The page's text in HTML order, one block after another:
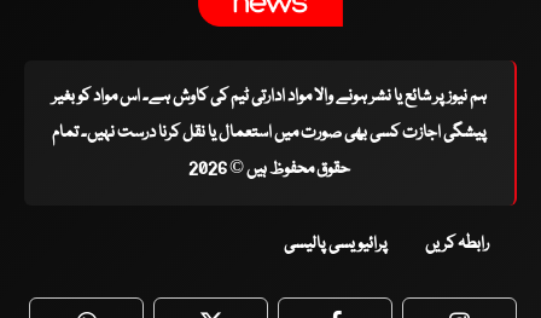
ہم نیوز پر شائع یا نشر ہونے والا مواد ادارتی ٹیم کی کاوش ہے۔ اس مواد کو بغیر
پیشگی اجازت کسی بھی صورت میں استعمال یا نقل کرنا درست نہیں۔ تمام
حقوق محفوظ ہیں © 2026
رابطہ کریں پرائیویسی پالیسی